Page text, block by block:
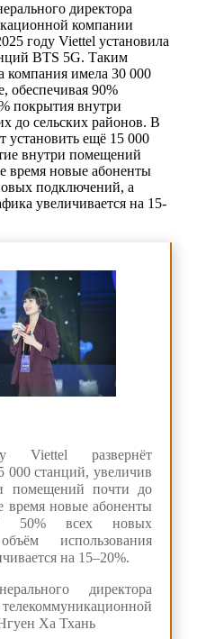
директора
компании
году Viettel установила
BTS 5G. Таким
компания имела 30 000
обеспечивая 90%
покрытия внутри
до сельских районов. В
установить ещё 15 000
внутри помещений
время новые абоненты
подключений, а
увеличивается на 15-
развернёт
000 станций, увеличив
помещений почти до
время новые абоненты
50% всех новых
использования
на 15–20%.
директора
Ха Тхань